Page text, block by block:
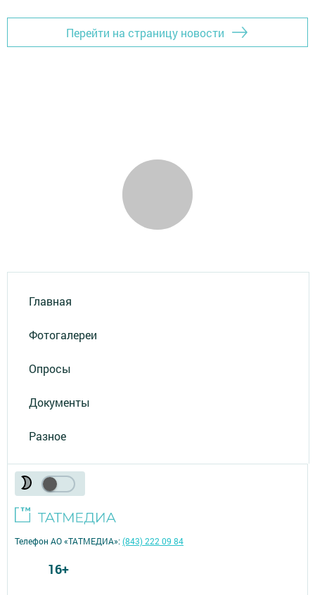
Перейти на страницу новости
Главная
Фотогалереи
Опросы
Документы
Разное
Телефон АО «ТАТМЕДИА»:(843) 222 09 84
16+